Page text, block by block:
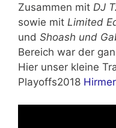
Zusammen mit DJ
sowie mit Limited
und Shoash und
Bereich war der
Hier unser kleine
Playoffs2018 Hirmer